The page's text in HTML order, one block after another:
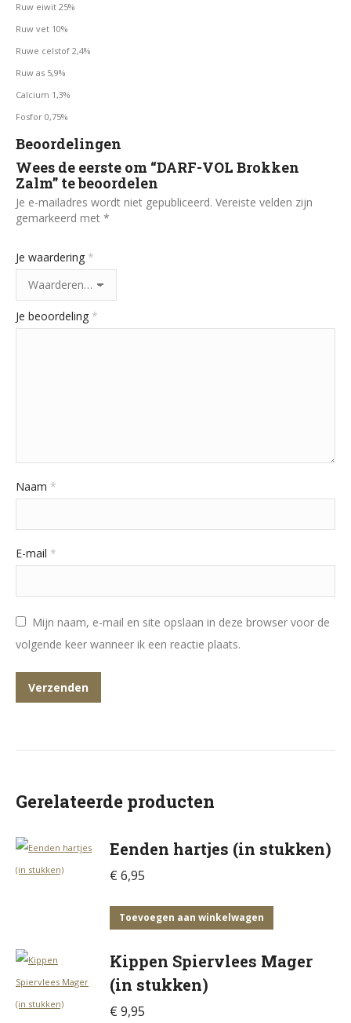
Ruw eiwit 25%
Ruw vet 10%
Ruwe celstof 2,4%
Ruw as 5,9%
Calcium 1,3%
Fosfor 0,75%
Beoordelingen
Wees de eerste om “DARF-VOL Brokken
Zalm” te beoordelen
Je e-mailadres wordt niet gepubliceerd. Vereiste velden zijn
gemarkeerd met *
Je waardering *
Je beoordeling *
Naam *
E-mail *
Mijn naam, e-mail en site opslaan in deze browser voor de
volgende keer wanneer ik een reactie plaats.
Gerelateerde producten
Eenden hartjes (in stukken)
€ 6,95
Toevoegen aan winkelwagen
Kippen Spiervlees Mager
(in stukken)
€ 9,95